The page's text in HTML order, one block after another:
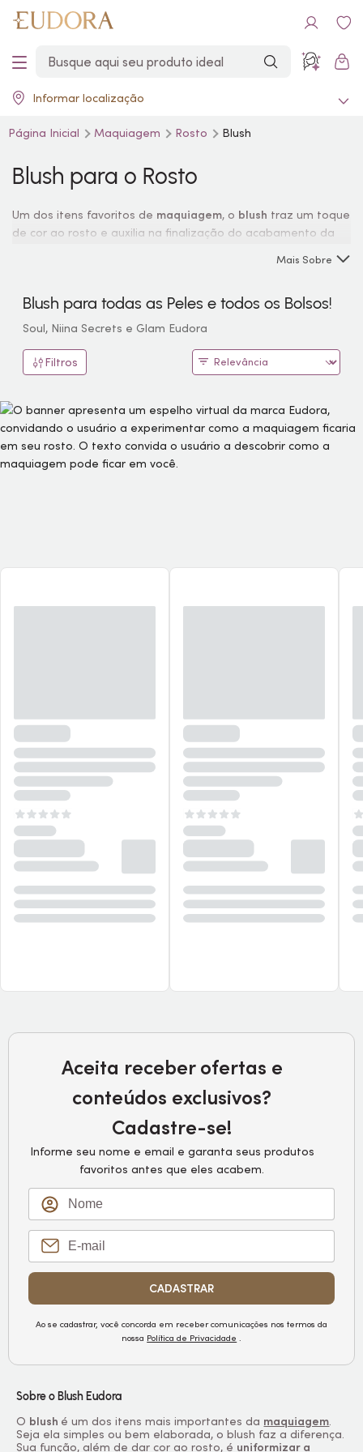
Informar localização
Página Inicial Maquiagem Rosto Blush
Blush para o Rosto
Um dos itens favoritos de maquiagem, o blush traz um toque
de cor ao rosto e auxilia na finalização do acabamento da
blush. Escolha
Mais Sobre
Blush para todas as Peles e todos os Bolsos!
Soul, Niina Secrets e Glam Eudora
Filtros
Aceita receber ofertas e
conteúdos exclusivos?
Cadastre-se!
Informe seu nome e email e garanta seus produtos
favoritos antes que eles acabem.
CADASTRAR
Ao se cadastrar, você concorda em receber comunicações nos termos da
nossa Política de Privacidade .
Sobre o Blush Eudora
O blush é um dos itens mais importantes da maquiagem.
Seja ela simples ou bem elaborada, oblush faz a diferença.
Sua função, além de dar cor ao rosto, é uniformizar a